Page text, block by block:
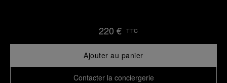
220 € TTC
Ajouter au panier
Contacter la conciergerie